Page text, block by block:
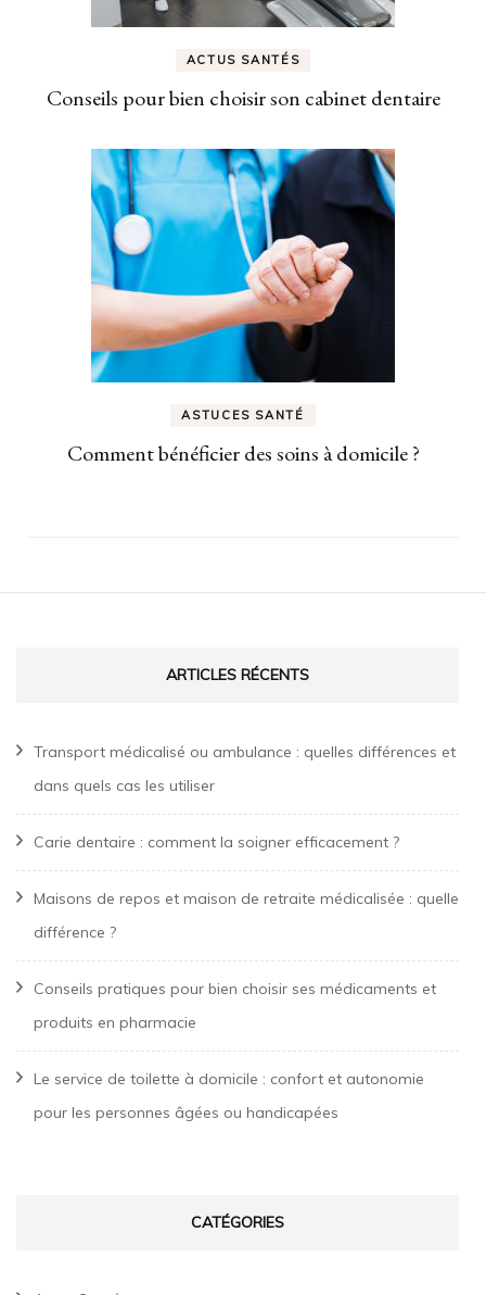
ACTUS SANTÉS
Conseils pour bien choisir son cabinet dentaire
ASTUCES SANTÉ
Comment bénéficier des soins à domicile ?
ARTICLES RÉCENTS
Transport médicalisé ou ambulance : quelles différences et
dans quels cas les utiliser
Carie dentaire : comment la soigner efficacement ?
Maisons de repos et maison de retraite médicalisée : quelle
différence ?
Conseils pratiques pour bien choisir ses médicaments et
produits en pharmacie
Le service de toilette à domicile : confort et autonomie
pour les personnes âgées ou handicapées
CATÉGORIES